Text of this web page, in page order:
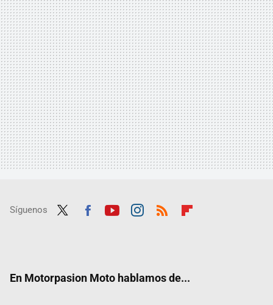
Síguenos
En Motorpasion Moto hablamos de...